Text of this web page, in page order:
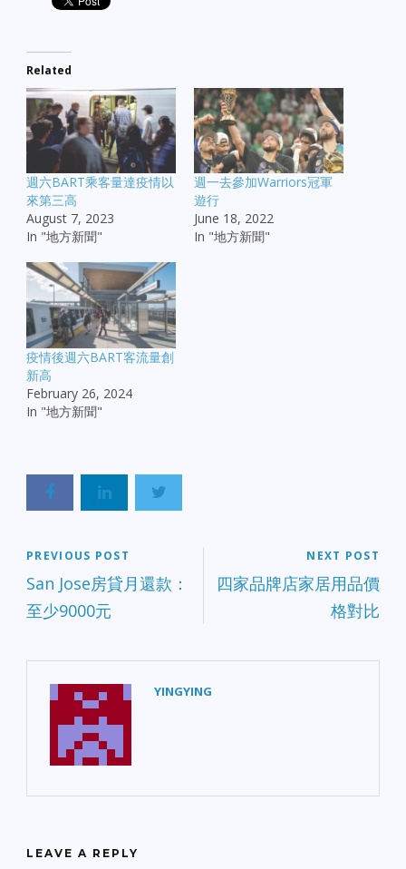
Related
週六BART乘客量達疫情以
來第三高
August 7, 2023
In "地方新聞"
週一去參加Warriors冠軍
遊行
June 18, 2022
In "地方新聞"
疫情後週六BART客流量創
新高
February 26, 2024
In "地方新聞"
PREVIOUS POST
San Jose房貸月還款：
至少9000元
NEXT POST
四家品牌店家居用品價
格對比
YINGYING
LEAVE A REPLY